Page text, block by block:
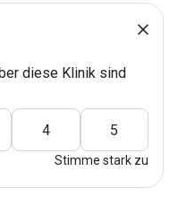
diese Klinik sind
4 5
Stimme stark zu